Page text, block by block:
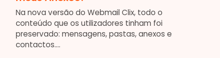
Na nova versão do Webmail Clix, todo o
conteúdo que os utilizadores tinham foi
preservado: mensagens, pastas, anexos e
contactos....